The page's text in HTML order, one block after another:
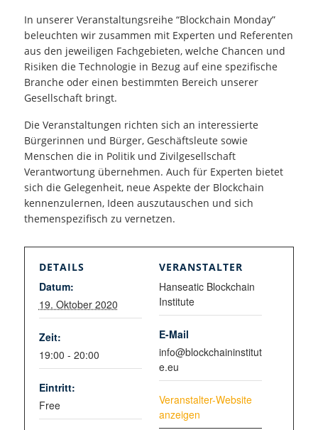
In unserer Veranstaltungsreihe “Blockchain Monday”
beleuchten wir zusammen mit Experten und Referenten
aus den jeweiligen Fachgebieten, welche Chancen und
Risiken die Technologie in Bezug auf eine spezifische
Branche oder einen bestimmten Bereich unserer
Gesellschaft bringt.
Die Veranstaltungen richten sich an interessierte
Bürgerinnen und Bürger, Geschäftsleute sowie
Menschen die in Politik und Zivilgesellschaft
Verantwortung übernehmen. Auch für Experten bietet
sich die Gelegenheit, neue Aspekte der Blockchain
kennenzulernen, Ideen auszutauschen und sich
themenspezifisch zu vernetzen.
DETAILS
Datum:
19. Oktober 2020
Zeit:
19:00 - 20:00
Eintritt:
Free
VERANSTALTER
Hanseatic Blockchain
Institute
E-Mail
info@blockchaininstitut
e.eu
Veranstalter-Website
anzeigen